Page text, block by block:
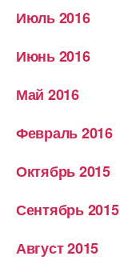
Июль 2016
Июнь 2016
Май 2016
Февраль 2016
Октябрь 2015
Сентябрь 2015
Август 2015